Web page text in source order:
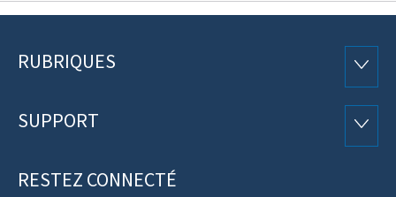
Pied
page
RUBRIQUES
SUPPORT
RESTEZ CONNECTÉ